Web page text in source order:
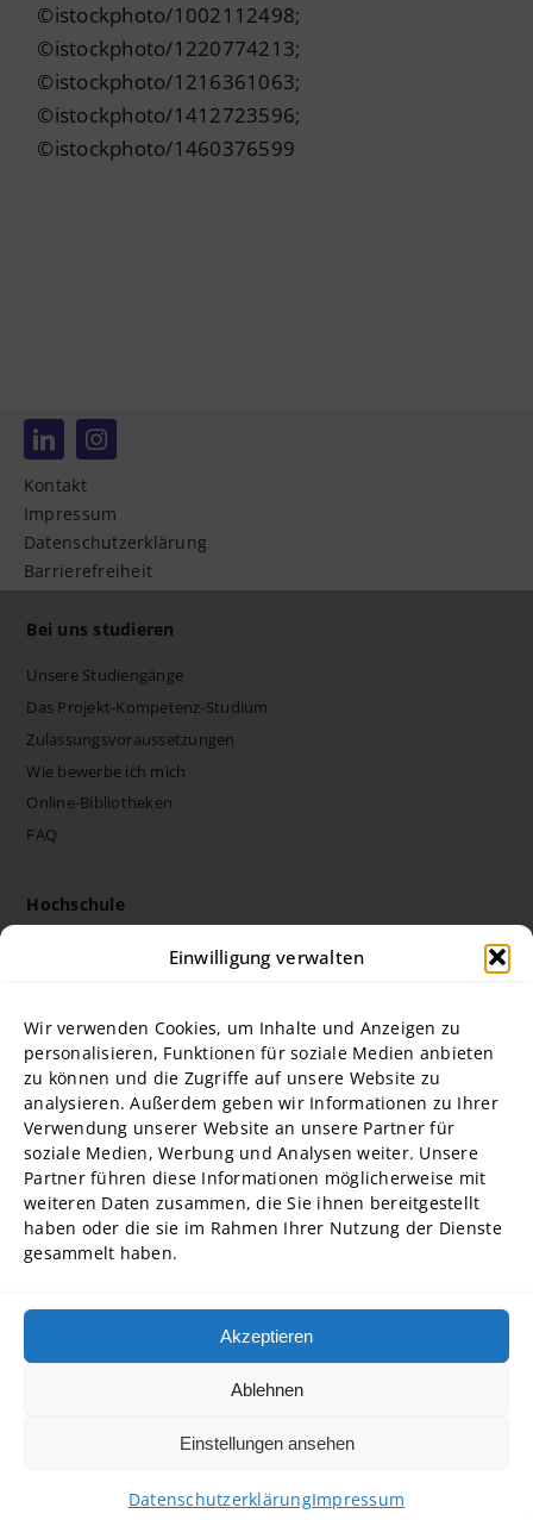
Einwilligung verwalten
Wir verwenden Cookies, um Inhalte und Anzeigen zu
personalisieren, Funktionen für soziale Medien anbieten
zu können und die Zugriffe auf unsere Website zu
analysieren. Außerdem geben wir Informationen zu Ihrer
Verwendung unserer Website an unsere Partner für
soziale Medien, Werbung und Analysen weiter. Unsere
Partner führen diese Informationen möglicherweise mit
weiteren Daten zusammen, die Sie ihnen bereitgestellt
haben oder die sie im Rahmen Ihrer Nutzung der Dienste
gesammelt haben.
Akzeptieren
Ablehnen
Einstellungen ansehen
DatenschutzerklärungImpressum
©istockphoto/1002112498;
©istockphoto/1220774213;
©istockphoto/1216361063;
©istockphoto/1412723596;
©istockphoto/1460376599
Kontakt
Impressum
Datenschutzerklärung
Barrierefreiheit
Bei uns studieren
Unsere Studiengänge
Das Projekt-Kompetenz-Studium
Zulassungsvoraussetzungen
Wie bewerbe ich mich
Online-Bibliotheken
FAQ
Hochschule
Die Steinbeis Hochschule
Struktur und Organe
Stellenausschreibungen
Diversity Management
Hochschulpartner
ADG Business School an der Steinbeis-Hochschule GmbH
SBA | Management School der Steinbeis Hochschule
Steinbeis School of International Business and Entrepreneurship
(SIBE) GmbH
Steinbeis University – Schools of Next Practices GmbH